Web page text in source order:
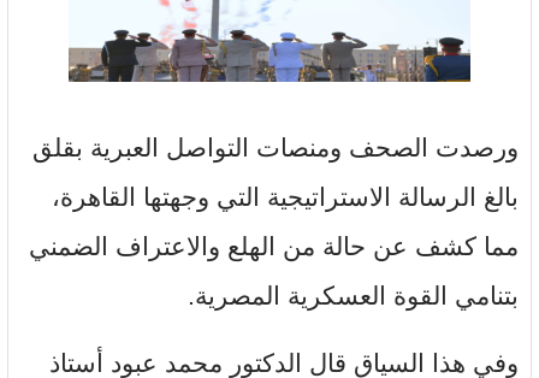
ورصدت الصحف ومنصات التواصل العبرية بقلق
بالغ الرسالة الاستراتيجية التي وجهتها القاهرة،
مما كشف عن حالة من الهلع والاعتراف الضمني
بتنامي القوة العسكرية المصرية.
وفي هذا السياق قال الدكتور محمد عبود أستاذ